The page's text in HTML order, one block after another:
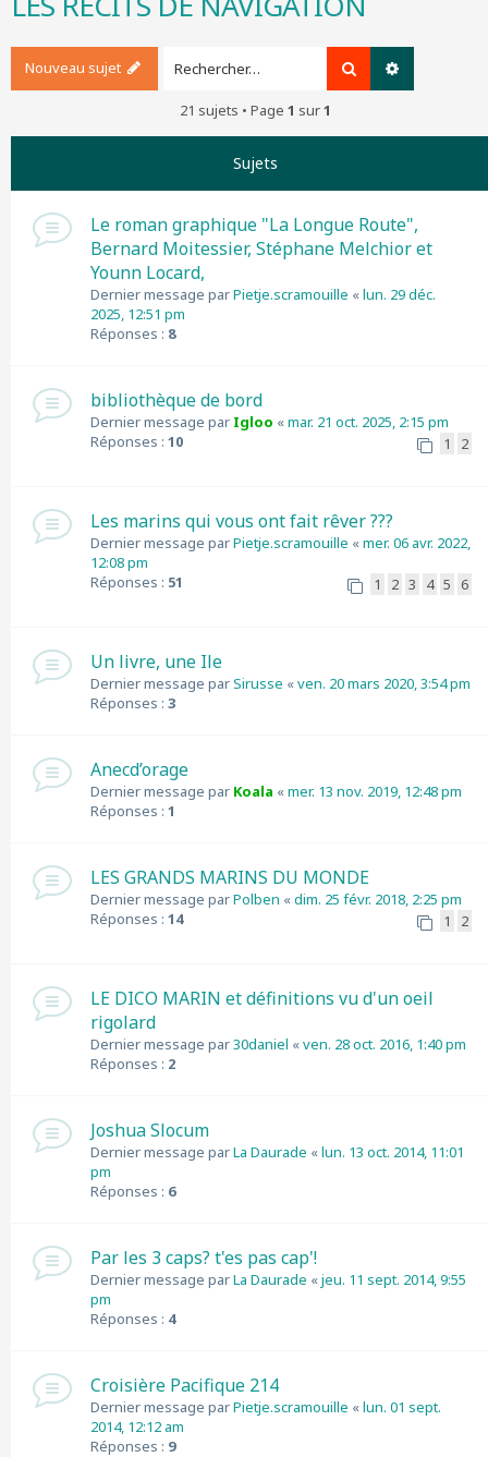
Nouveau sujet Rechercher
21 sujets • Page 1 sur1
Sujets
Le roman graphique "La Longue Route",
Bernard Moitessier, Stéphane Melchior et
Younn Locard,
Dernier message parPietje.scramouille «lun. 29 déc.
2025, 12:51 pm
Réponses : 8
bibliothèque de bord
Dernier message par Igloo «mar. 21 oct. 2025, 2:15 pm
Réponses : 10 1 2
Les marins qui vous ont fait rêver ???
Dernier message parPietje.scramouille «mer. 06 avr. 2022,
12:08 pm
Réponses : 51 1 2 3 4 5 6
Un livre, une Ile
Dernier message parSirusse «ven. 20 mars 2020, 3:54 pm
Réponses : 3
Anecd’orage
Dernier message par Koala «mer. 13 nov. 2019, 12:48 pm
Réponses : 1
LES GRANDS MARINS DU MONDE
Dernier message parPolben «dim. 25 févr. 2018, 2:25 pm
Réponses : 14 1 2
LE DICO MARIN et définitions vu d'un oeil
rigolard
Dernier message par30daniel «ven. 28 oct. 2016, 1:40 pm
Réponses : 2
Joshua Slocum
Dernier message parLa Daurade «lun. 13 oct. 2014, 11:01
pm
Réponses : 6
Par les 3 caps? t'es pas cap'!
Dernier message parLa Daurade «jeu. 11 sept. 2014, 9:55
pm
Réponses : 4
Croisière Pacifique 214
Dernier message parPietje.scramouille «lun. 01 sept.
2014, 12:12 am
Réponses : 9